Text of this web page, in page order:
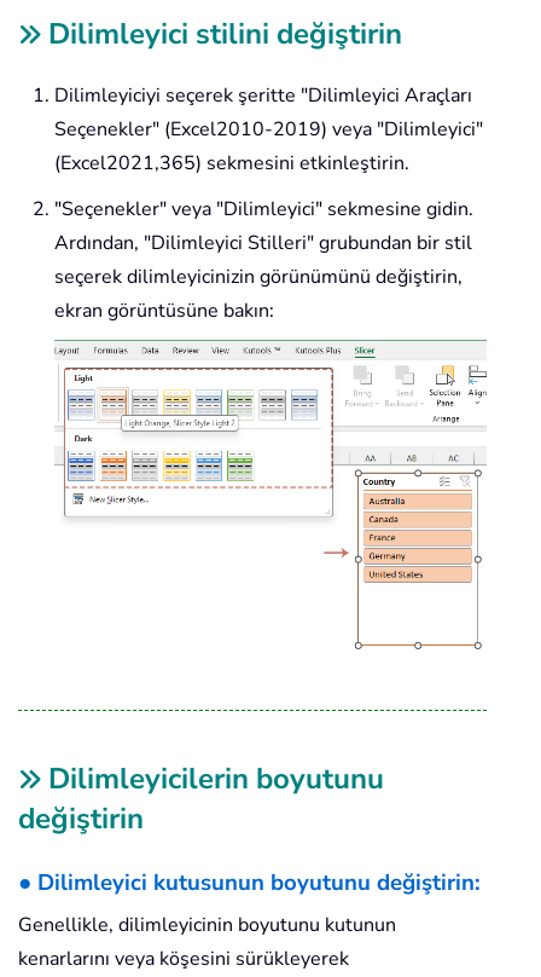
Dilimleyici stilini değiştirin
Dilimleyiciyi seçerek şeritte "Dilimleyici Araçları
Seçenekler" (Excel2010-2019) veya "Dilimleyici"
(Excel2021,365) sekmesini etkinleştirin.
"Seçenekler" veya "Dilimleyici" sekmesine gidin.
Ardından, "Dilimleyici Stilleri" grubundan bir stil
seçerek dilimleyicinizin görünümünü değiştirin,
ekran görüntüsüne bakın:
Dilimleyicilerin boyutunu
değiştirin
● Dilimleyici kutusunun boyutunu değiştirin:
Genellikle, dilimleyicinin boyutunu kutunun
kenarlarını veya köşesini sürükleyerek